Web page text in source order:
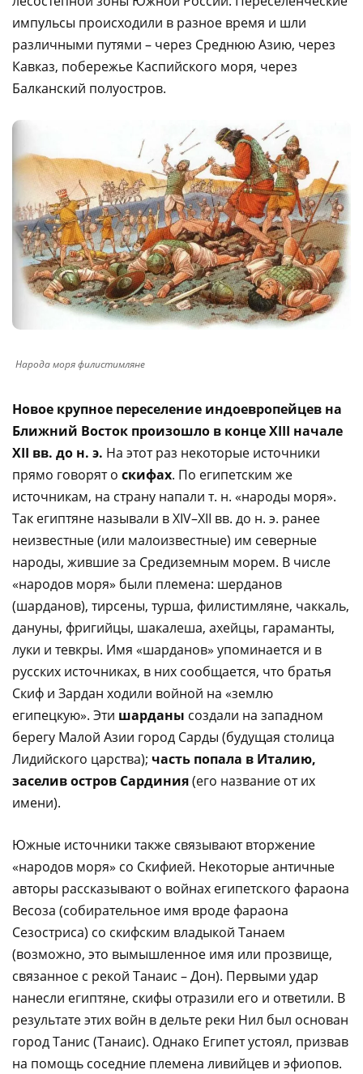
импульсы происходили в разное время и шли
различными путями – через Среднюю Азию, через
Кавказ, побережье Каспийского моря, через
Балканский полуостров.
Народа моря филистимляне
Новое крупное переселение индоевропейцев на
Ближний Восток произошло в конце XIII начале
XII вв. до н. э. На этот раз некоторые источники
прямо говорят о скифах. По египетским же
источникам, на страну напали т. н. «народы моря».
Так египтяне называли в XIV–XII вв. до н. э. ранее
неизвестные (или малоизвестные) им северные
народы, жившие за Средиземным морем. В числе
«народов моря» были племена: шерданов
(шарданов), тирсены, турша, филистимляне, чаккаль,
дануны, фригийцы, шакалеша, ахейцы, гараманты,
луки и тевкры. Имя «шарданов» упоминается и в
русских источниках, в них сообщается, что братья
Скиф и Зардан ходили войной на «землю
египецкую». Эти шарданы создали на западном
берегу Малой Азии город Сарды (будущая столица
Лидийского царства); часть попала в Италию,
заселив остров Сардиния(его название от их
имени).
Южные источники также связывают вторжение
«народов моря» со Скифией. Некоторые античные
авторы рассказывают о войнах египетского фараона
Весоза (собирательное имя вроде фараона
Сезостриса) со скифским владыкой Танаем
(возможно, это вымышленное имя или прозвище,
связанное с рекой Танаис – Дон). Первыми удар
нанесли египтяне, скифы отразили его и ответили. В
результате этих войн в дельте реки Нил был основан
город Танис (Танаис). Однако Египет устоял, призвав
на помощь соседние племена ливийцев и эфиопов.